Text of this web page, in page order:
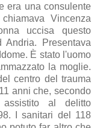
era una consulente
Vincenza
uccisa questo
Presentava
È stato l'uomo
la moglie.
centro del trauma
anni che, secondo
assistito al delitto
I sanitari del 118